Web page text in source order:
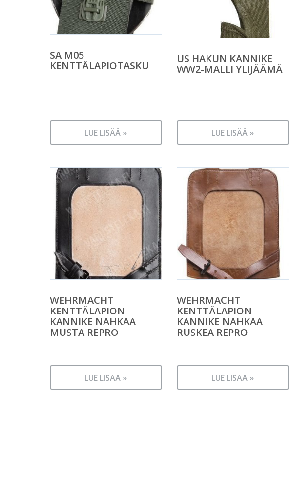
SA M05
KENTTÄLAPIOTASKU
LUE LISÄÄ »
US HAKUN KANNIKE
WW2-MALLI YLIJÄÄMÄ
LUE LISÄÄ »
WEHRMACHT
KENTTÄLAPION
KANNIKE NAHKAA
MUSTA REPRO
LUE LISÄÄ »
WEHRMACHT
KENTTÄLAPION
KANNIKE NAHKAA
RUSKEA REPRO
LUE LISÄÄ »